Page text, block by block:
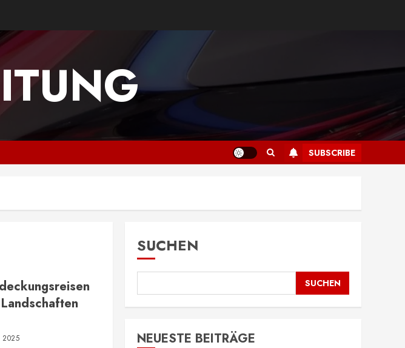
SUBSCRIBE
2025
SUCHEN
SUCHEN
NEUESTE BEITRÄGE